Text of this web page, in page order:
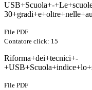
USB+Scuola+-
File PDF
Contatore click: 15
Riforma+dei+tecnici+-
File PDF